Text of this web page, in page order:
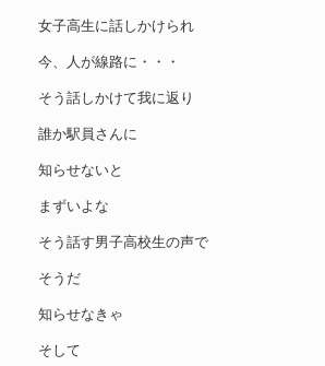
女子高生に話しかけられ
今、人が線路に・・・
そう話しかけて我に返り
誰か駅員さんに
知らせないと
まずいよな
そう話す男子高校生の声で
そうだ
知らせなきゃ
そして